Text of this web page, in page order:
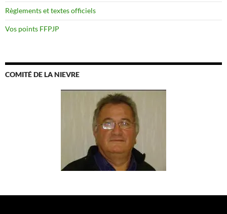
Règlements et textes officiels
Vos points FFPJP
COMITÉ DE LA NIEVRE